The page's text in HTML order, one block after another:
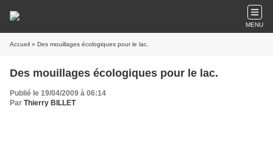
MENU
Accueil » Des mouillages écologiques pour le lac.
Des mouillages écologiques pour le lac.
Publié le 19/04/2009 à 06:14
Par Thierry BILLET